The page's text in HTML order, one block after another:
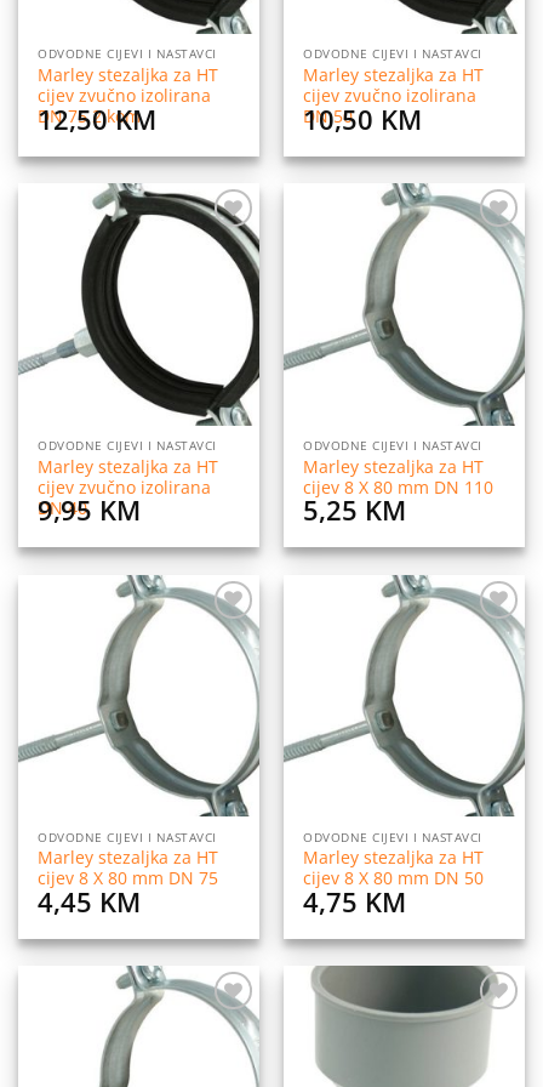
ODVODNE CIJEVI I NASTAVCI
Marley stezaljka za HT
cijev zvučno izolirana
DN 75 2 kom
12,50KM
ODVODNE CIJEVI I NASTAVCI
Marley stezaljka za HT
cijev zvučno izolirana
DN 50
10,50 KM
Dodaj
na
listu
ODVODNE CIJEVI I NASTAVCI
Marley stezaljka za HT
cijev zvučno izolirana
DN 40
9,95 KM
Dodaj
ODVODNE CIJEVI I NASTAVCI
Marley stezaljka za HT
cijev 8 X 80 mm DN 110
5,25 KM
Dodaj
ODVODNE CIJEVI I NASTAVCI
Marley stezaljka za HT
cijev 8 X 80 mm DN 75
4,45 KM
Dodaj
ODVODNE CIJEVI I NASTAVCI
Marley stezaljka za HT
cijev 8 X 80 mm DN 50
4,75 KM
Dodaj
želja